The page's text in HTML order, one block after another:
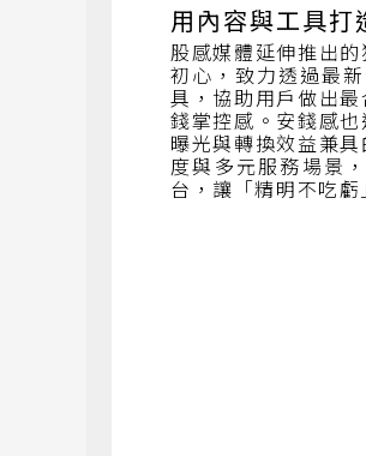
用內容與工具打
股感媒體延伸推出
初心，致力透過最
具，協助用戶做出
錢掌控感。安錢感
曝光與轉換效益兼
度與多元服務場景
台，讓「精明不吃